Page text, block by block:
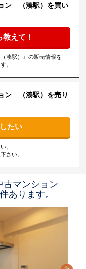
ン （湊駅）を買い
えて！
湊駅）』の販売情報を
。
ン （湊駅）を売り
たい
、
さい。
古マンション
あります。